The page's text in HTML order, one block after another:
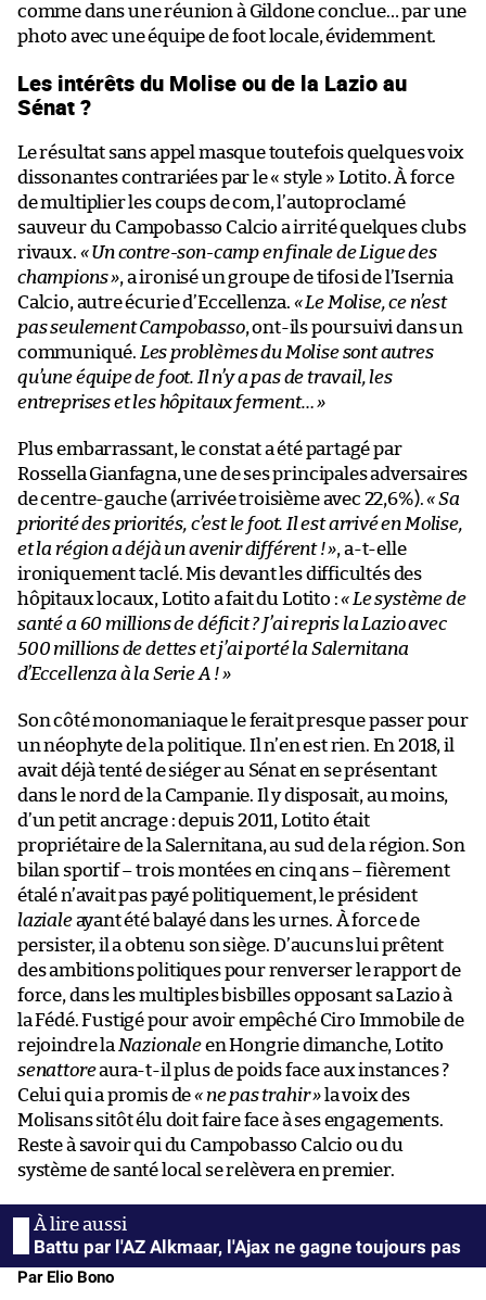
comme dans une réunion à Gildone conclue… par une
photo avec une équipe de foot locale, évidemment.
Les intérêts du Molise ou de la Lazio au
Sénat ?
Le résultat sans appel masque toutefois quelques voix
dissonantes contrariées par le « style » Lotito. À force
de multiplier les coups de com, l’autoproclamé
sauveur du Campobasso Calcio a irrité quelques clubs
rivaux. « Un contre-son-camp en finale de Ligue des
champions », a ironisé un groupe de tifosi de l’Isernia
Calcio, autre écurie d’Eccellenza. « Le Molise, ce n’est
pas seulement Campobasso, ont-ils poursuivi dans un
communiqué. Les problèmes du Molise sont autres
qu’une équipe de foot. Il n’y a pas de travail, les
entreprises et les hôpitaux ferment… »
Plus embarrassant, le constat a été partagé par
Rossella Gianfagna, une de ses principales adversaires
de centre-gauche (arrivée troisième avec 22,6%).« Sa
priorité des priorités, c’est le foot. Il est arrivé en Molise,
et la région a déjà un avenir différent ! », a-t-elle
ironiquement taclé. Mis devant les difficultés des
hôpitaux locaux, Lotito a fait du Lotito :« Le système de
santé a 60 millions de déficit ? J’ai repris la Lazio avec
500 millions de dettes et j’ai porté la Salernitana
d’Eccellenza à la Serie A ! »
Son côté monomaniaque le ferait presque passer pour
un néophyte de la politique. Il n’en est rien. En 2018, il
avait déjà tenté de siéger au Sénat en se présentant
dans le nord de la Campanie. Il y disposait, au moins,
d’un petit ancrage : depuis 2011, Lotito était
propriétaire de la Salernitana, au sud de la région. Son
bilan sportif – trois montées en cinq ans – fièrement
étalé n’avait pas payé politiquement, le président
lazialeayant été balayé dans les urnes. À force de
persister, il a obtenu son siège. D’aucuns lui prêtent
des ambitions politiques pour renverser le rapport de
force, dans les multiples bisbilles opposant sa Lazio à
la Fédé. Fustigé pour avoir empêché Ciro Immobile de
rejoindre laNazionaleen Hongrie dimanche, Lotito
senattoreaura-t-il plus de poids face aux instances ?
Celui qui a promis de« ne pas trahir »la voix des
Molisans sitôt élu doit faire face à ses engagements.
Reste à savoir qui du Campobasso Calcio ou du
système de santé local se relèvera en premier.
Battu par l'AZ Alkmaar, l'Ajax ne gagne toujours pas
Par Elio Bono